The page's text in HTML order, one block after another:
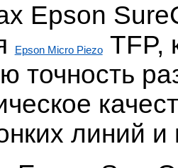
Epson
Epson Micro PiezoTFP,
точность
линий